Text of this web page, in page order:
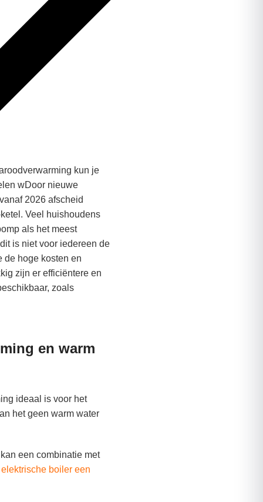
kun je
wDoor nieuwe
2026 afscheid
Veel huishoudens
als het meest
is niet voor iedereen de
de hoge kosten en
zijn er efficiëntere en
zoals
en warm
ideaal is voor het
het geen warm water
een combinatie met
elektrische boiler een